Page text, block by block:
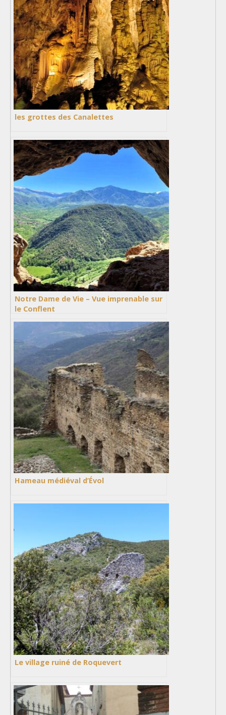
les grottes des Canalettes
Notre Dame de Vie – Vue imprenable sur
le Conflent
Hameau médiéval d’Évol
Le village ruiné de Roquevert